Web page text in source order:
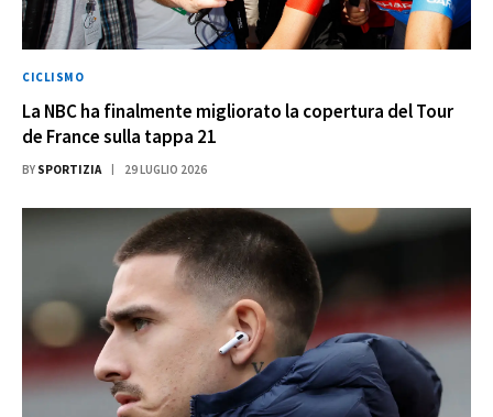
CICLISMO
La NBC ha finalmente migliorato la copertura del Tour
de France sulla tappa 21
BY SPORTIZIA 29 LUGLIO 2026